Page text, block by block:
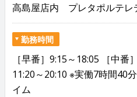
高島屋店内 プレタポルテレ
勤務時間
［早番］9:15～18:05 ［中番
11:20～20:10 ※実働7時間
イム